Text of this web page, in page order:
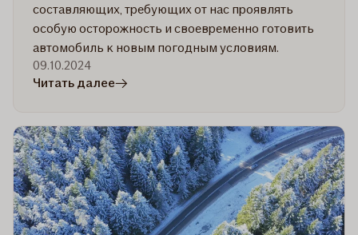
составляющих, требующих от нас проявлять
особую осторожность и своевременно готовить
автомобиль к новым погодным условиям.
09.10.2024
Читать далеев
советы
для
безопасного
вождения
осенью